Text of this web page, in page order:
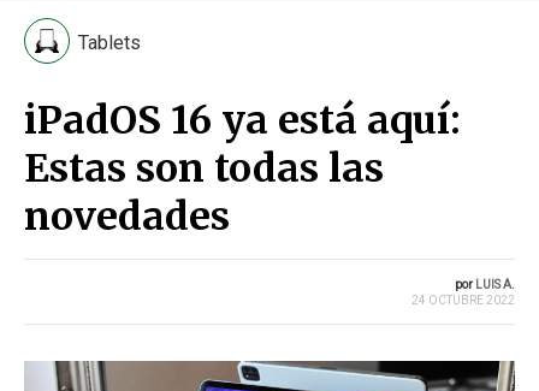
Tablets
iPadOS 16 ya está aquí:
Estas son todas las
novedades
por LUIS A.
24 OCTUBRE 2022